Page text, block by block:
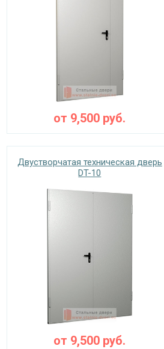
от 9,500 руб.
Двустворчатая техническая дверь
DT-10
от 9,500 руб.